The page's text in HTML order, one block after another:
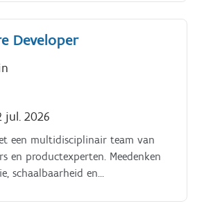
actief bij te dragen aan de
het platform.
Developer
jul. 2026
een multidisciplinair team van
en productexperten. Meedenken
schaalbaarheid en